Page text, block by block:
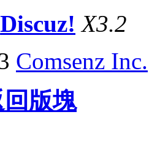
Discuz! X3.2
Comsenz Inc.
回版塊